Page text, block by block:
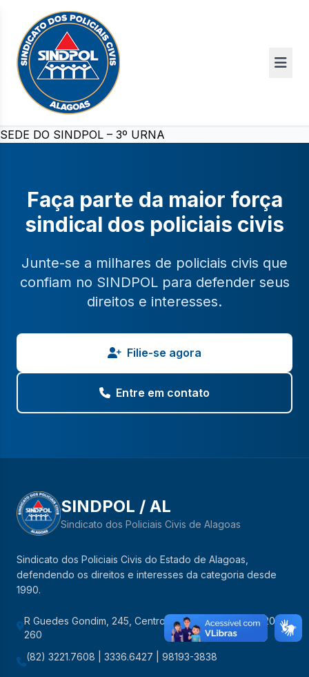
SEDE DO SINDPOL – 3º URNA
Faça parte da maior força
sindical dos policiais civis
Junte-se a milhares de policiais civis que
confiam no SINDPOL para defender seus
direitos e interesses.
Filie-se agora
Entre em contato
SINDPOL / AL
Sindicato dos Policiais Civis de Alagoas
Sindicato dos Policiais Civis do Estado de Alagoas,
defendendo os direitos e interesses da categoria desde
1990.
R Guedes Gondim, 245, Centro, Maceió/AL CEP: 57020-
260
(82) 3221.7608 | 3336.6427 | 98193-3838